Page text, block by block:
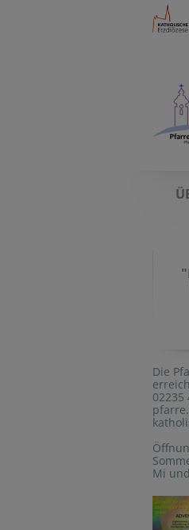
Die
02235
Mi